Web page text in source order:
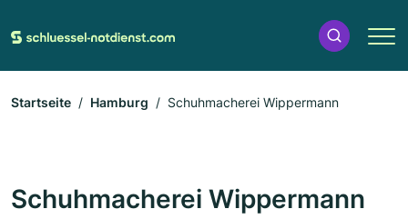
Startseite Hamburg Schuhmacherei Wippermann
Schuhmacherei Wippermann